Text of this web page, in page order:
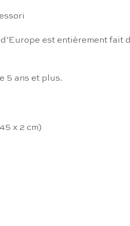
est entièrement
5 ans et plus.
x 2 cm)